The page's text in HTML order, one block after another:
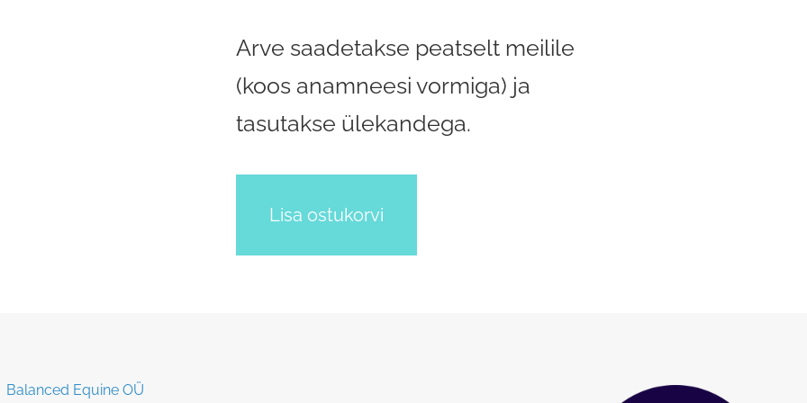
Arve saadetakse peatselt meilile
(koos anamneesi vormiga) ja
tasutakse ülekandega.
Lisa ostukorvi
Equine OÜ